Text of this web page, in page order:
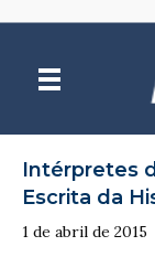
Intérpretes
Escrita da
1 de abril de 2015